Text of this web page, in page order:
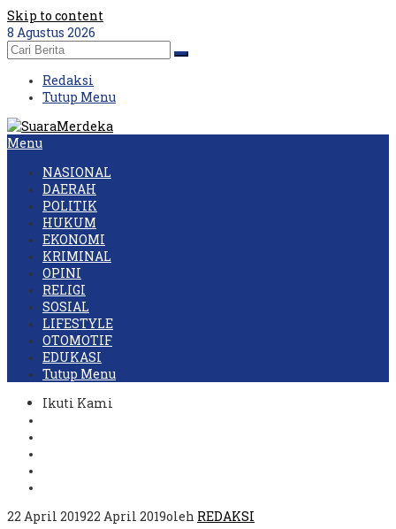
Skip to content
8 Agustus 2026
Redaksi
Tutup Menu
Menu
NASIONAL
DAERAH
POLITIK
HUKUM
EKONOMI
KRIMINAL
OPINI
RELIGI
SOSIAL
LIFESTYLE
OTOMOTIF
EDUKASI
Tutup Menu
Ikuti Kami
22 April 201922 April 2019oleh REDAKSI